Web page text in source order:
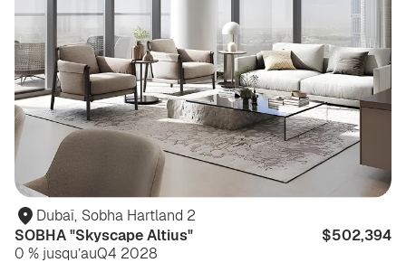
Dubaï, Sobha Hartland 2
SOBHA "Skyscape Altius"
$502,394
0 % jusqu’auQ4 2028